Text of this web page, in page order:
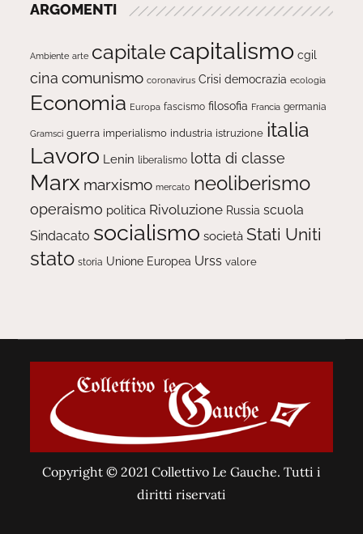
ARGOMENTI
Ambiente arte capitale capitalismo cgil
cina comunismo coronavirus Crisi democrazia ecologia
Economia Europa fascismo filosofia Francia germania
Gramsci guerra imperialismo industria istruzione italia
Lavoro Lenin liberalismo lotta di classe
Marx marxismo mercato neoliberismo
operaismo politica Rivoluzione Russia scuola
Sindacato socialismo società Stati Uniti
stato storia Unione Europea Urss valore
Copyright © 2021 Collettivo Le Gauche. Tutti i
diritti riservati